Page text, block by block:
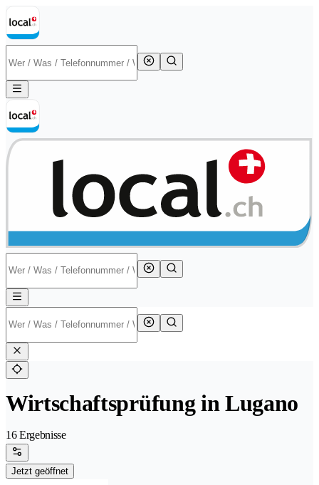
Wirtschaftsprüfung in Lugano
16 Ergebnisse
Jetzt geöffnet